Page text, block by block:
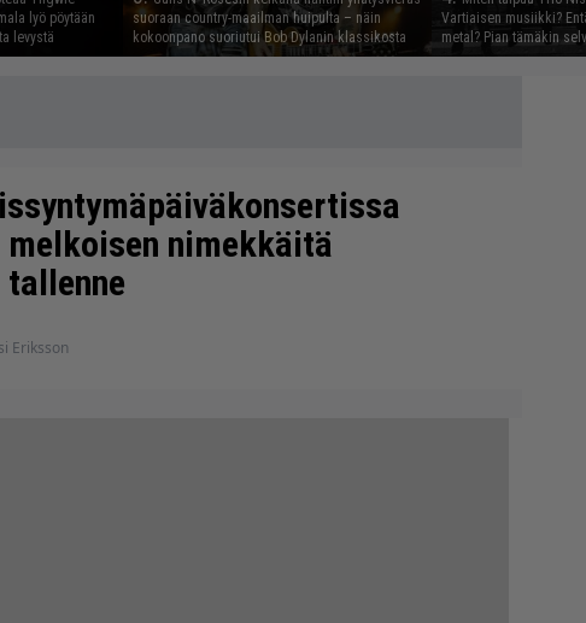
lyö pöytään
levystä
suoraan country-maailman huipulta – näin
kokoonpano suoriutui Bob Dylanin klassikosta
Vartiaisen musiikki?
metal? Pian tämäkin
nimekkäitä
Eriksson